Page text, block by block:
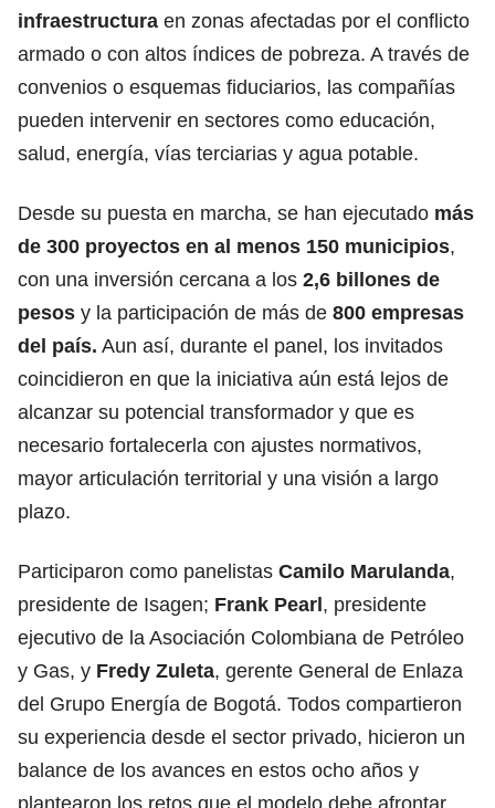
infraestructura en zonas afectadas por el conflicto
armado o con altos índices de pobreza. A través de
convenios o esquemas fiduciarios, las compañías
pueden intervenir en sectores como educación,
salud, energía, vías terciarias y agua potable.
Desde su puesta en marcha, se han ejecutado más
de 300 proyectos en al menos 150 municipios,
con una inversión cercana a los 2,6 billones de
pesos y la participación de más de 800 empresas
del país. Aun así, durante el panel, los invitados
coincidieron en que la iniciativa aún está lejos de
alcanzar su potencial transformador y que es
necesario fortalecerla con ajustes normativos,
mayor articulación territorial y una visión a largo
plazo.
Participaron como panelistas Camilo Marulanda,
presidente de Isagen; Frank Pearl, presidente
ejecutivo de la Asociación Colombiana de Petróleo
y Gas, y Fredy Zuleta, gerente General de Enlaza
del Grupo Energía de Bogotá. Todos compartieron
su experiencia desde el sector privado, hicieron un
balance de los avances en estos ocho años y
plantearon los retos que el modelo debe afrontar